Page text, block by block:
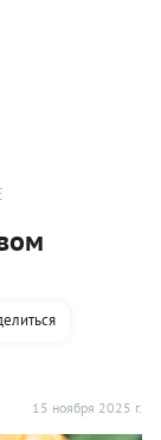
15 ноября 2025 г.